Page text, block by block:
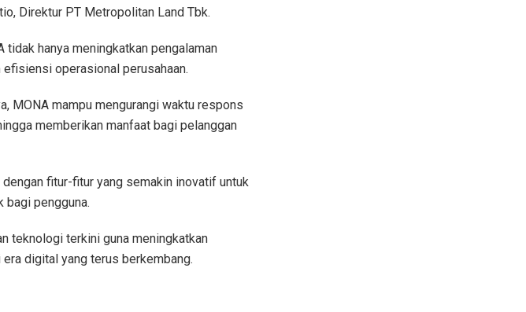
Direktur PT Metropolitan Land Tbk.
hanya meningkatkan pengalaman
operasional perusahaan.
MONA mampu mengurangi waktu respons
memberikan manfaat bagi pelanggan
fitur-fitur yang semakin inovatif untuk
bagi pengguna.
teknologi terkini guna meningkatkan
digital yang terus berkembang.